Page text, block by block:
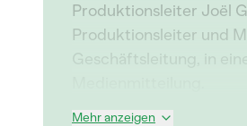
Produktionsleiter Joël
Produktionsleiter und
Geschäftsleitung, in einer
Mehr anzeigen